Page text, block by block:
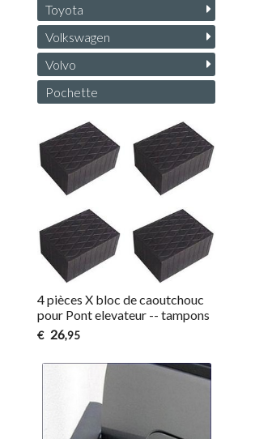
Toyota
Volkswagen
Volvo
Pochette
4 pièces X bloc de caoutchouc
pour Pont elevateur -- tampons
€ 26,95